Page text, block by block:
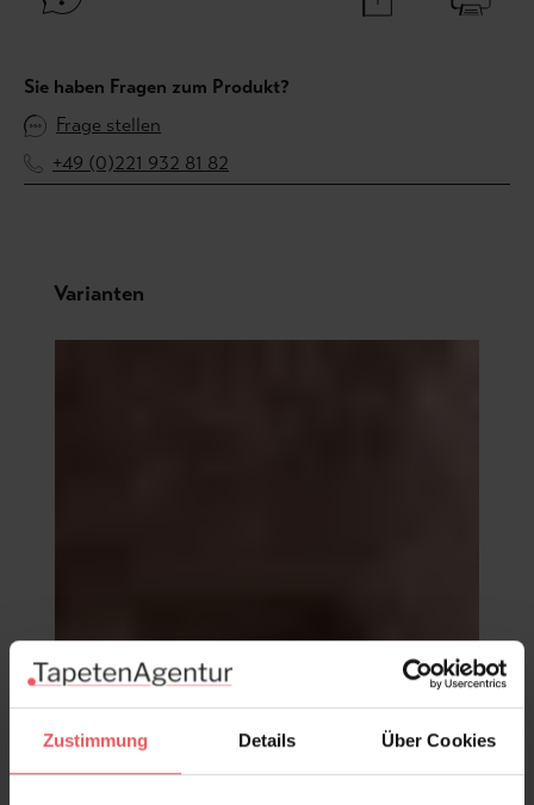
Zustimmung Details Über Cookies
Sie haben Fragen zum Produkt?
Frage stellen
+49 (0)221 932 81 82
Produktgalerie überspringen
Varianten